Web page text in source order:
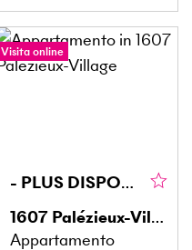
Visita online
- PLUS DISPONIBLE
1607 Palézieux-Village
Appartamento